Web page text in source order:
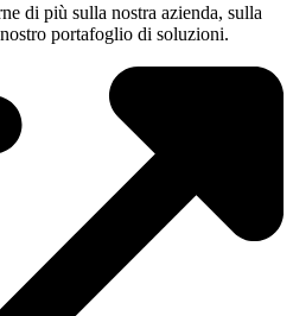
di più sulla nostra azienda, sulla
portafoglio di soluzioni.